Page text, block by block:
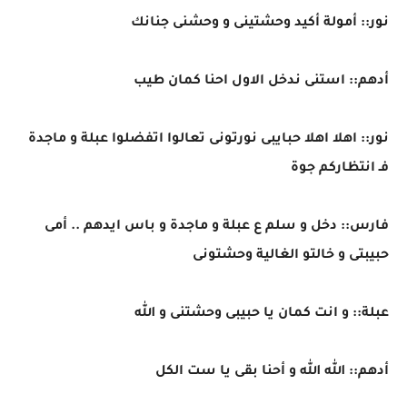
نور:: أمولة أكيد وحشتينى و وحشنى جنانك
أدهم:: استنى ندخل الاول احنا كمان طيب
نور:: اهلا اهلا حبايبى نورتونى تعالوا اتفضلوا عبلة و ماجدة
فـ انتظاركم جوة
فارس:: دخل و سلم ع عبلة و ماجدة و باس ايدهم .. أمى
حبيبتى و خالتو الغالية وحشتونى
عبلة:: و انت كمان يا حبيبى وحشتنى و الله
أدهم:: الله الله و أحنا بقى يا ست الكل